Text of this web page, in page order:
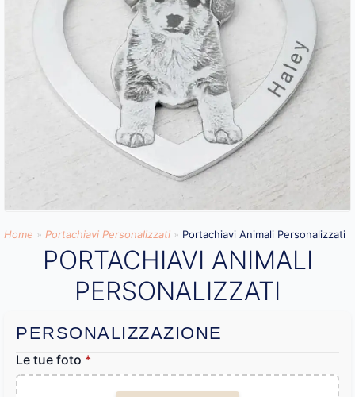
Home » Portachiavi Personalizzati » Portachiavi Animali Personalizzati
PORTACHIAVI ANIMALI
PERSONALIZZATI
PERSONALIZZAZIONE
Le tue foto *